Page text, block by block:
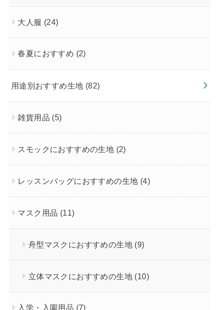
大人服 (24)
春夏におすすめ (2)
用途別おすすめ生地 (82)
雑貨用品 (5)
スモックにおすすめの生地 (2)
レッスンバッグにおすすめの生地 (4)
マスク用品 (11)
舟型マスクにおすすめの生地 (9)
立体マスクにおすすめの生地 (10)
入学・入園用品 (7)